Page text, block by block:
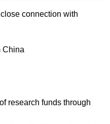
connection with
China
research funds through